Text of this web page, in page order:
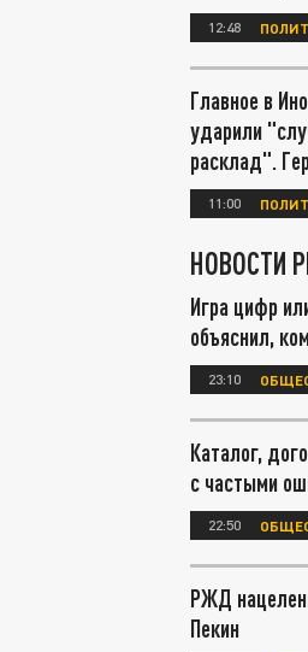
12:48
Главное в
ударили
расклад".
11:00
НОВОСТИ
Игра цифр
объяснил,
23:10
Каталог,
с частыми
22:50
РЖД
Пекин